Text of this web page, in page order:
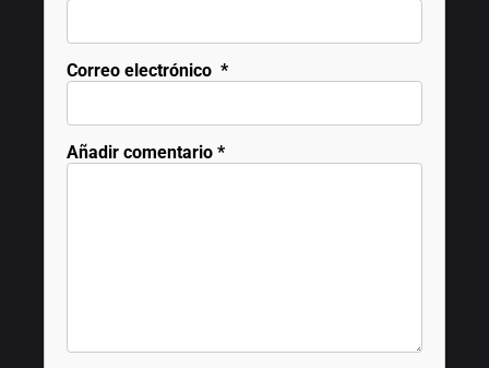
Correo electrónico *
Añadir comentario *